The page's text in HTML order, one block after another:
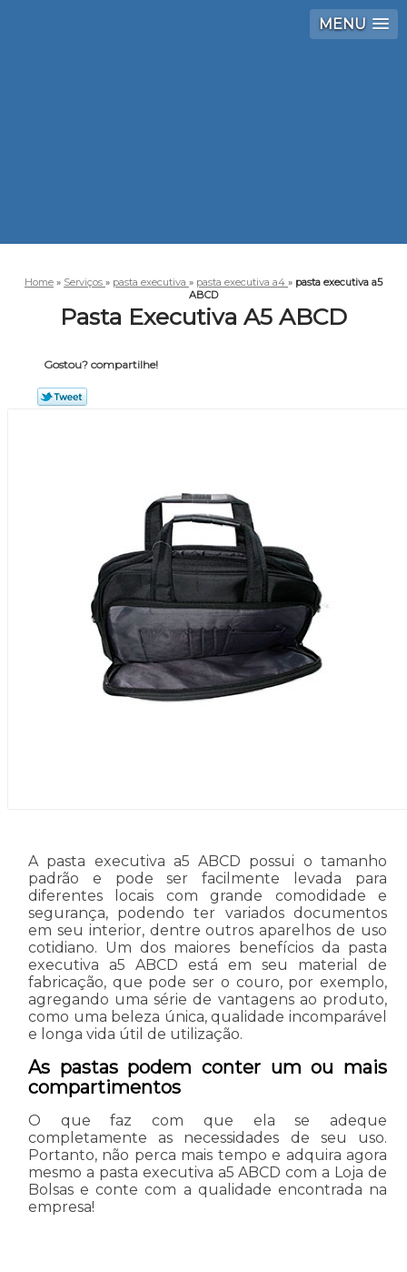
MENU
Home » Serviços » pasta executiva » pasta executiva a4 » pasta executiva a5
ABCD
Pasta Executiva A5 ABCD
Gostou? compartilhe!
A pasta executiva a5 ABCD possui o tamanho
padrão e pode ser facilmente levada para
diferentes locais com grande comodidade e
segurança, podendo ter variados documentos
em seu interior, dentre outros aparelhos de uso
cotidiano. Um dos maiores benefícios da pasta
executiva a5 ABCD está em seu material de
fabricação, que pode ser o couro, por exemplo,
agregando uma série de vantagens ao produto,
como uma beleza única, qualidade incomparável
e longa vida útil de utilização.
As pastas podem conter um ou mais
compartimentos
O que faz com que ela se adeque
completamente as necessidades de seu uso.
Portanto, não perca mais tempo e adquira agora
mesmo a pasta executiva a5 ABCD com a Loja de
Bolsas e conte com a qualidade encontrada na
empresa!